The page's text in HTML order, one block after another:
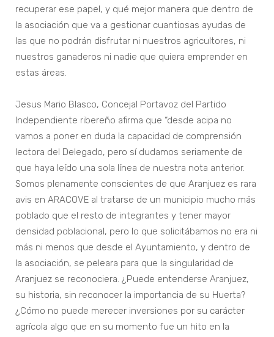
recuperar ese papel, y qué mejor manera que dentro de
la asociación que va a gestionar cuantiosas ayudas de
las que no podrán disfrutar ni nuestros agricultores, ni
nuestros ganaderos ni nadie que quiera emprender en
estas áreas.
Jesus Mario Blasco, Concejal Portavoz del Partido
Independiente ribereño afirma que “desde acipa no
vamos a poner en duda la capacidad de comprensión
lectora del Delegado, pero sí dudamos seriamente de
que haya leído una sola línea de nuestra nota anterior.
Somos plenamente conscientes de que Aranjuez es rara
avis en ARACOVE al tratarse de un municipio mucho más
poblado que el resto de integrantes y tener mayor
densidad poblacional, pero lo que solicitábamos no era ni
más ni menos que desde el Ayuntamiento, y dentro de
la asociación, se peleara para que la singularidad de
Aranjuez se reconociera. ¿Puede entenderse Aranjuez,
su historia, sin reconocer la importancia de su Huerta?
¿Cómo no puede merecer inversiones por su carácter
agrícola algo que en su momento fue un hito en la